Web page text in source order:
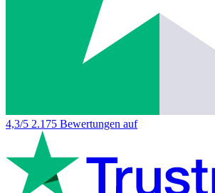
4,3/5 2.175 Bewertungen auf